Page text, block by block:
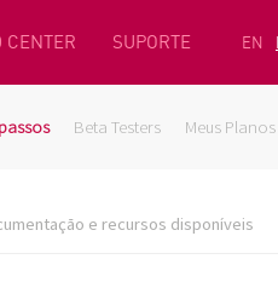
CENTER SUPORTE EN
Beta Testers Meus Planos
e recursos disponíveis